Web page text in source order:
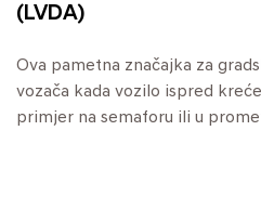
(LVDA)
Ova pametna značajka za
vozača kada vozilo ispred
primjer na semaforu ili u